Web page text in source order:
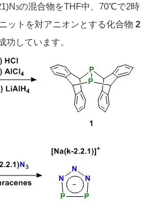
3の混合物をTHF中、70℃で2時
ットを対アニオンとする化合物 2
功しています。